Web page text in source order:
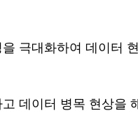
극대화하여 데이터
데이터 병목 현상을